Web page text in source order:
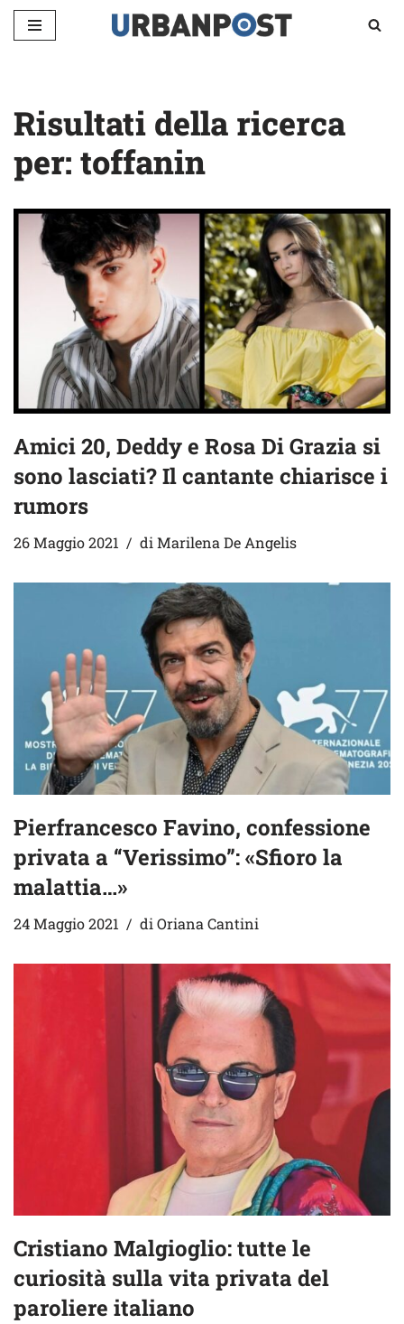
Risultati della ricerca
per: toffanin
Amici 20, Deddy e Rosa Di Grazia si
sono lasciati? Il cantante chiarisce i
rumors
26 Maggio 2021 di Marilena De Angelis
Pierfrancesco Favino, confessione
privata a “Verissimo”: «Sfioro la
malattia…»
24 Maggio 2021 diOriana Cantini
Cristiano Malgioglio: tutte le
curiosità sulla vita privata del
paroliere italiano